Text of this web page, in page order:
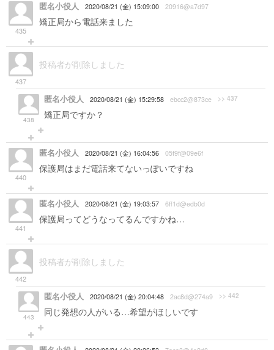
435
匿名小役人 2020/08/21 (金) 15:09:00 20916@a7d97
矯正局から電話来ました
437
投稿者が削除しました
438
匿名小役人 2020/08/21 (金) 15:29:58 ebcc2@873ce >> 437
矯正局ですか？
440
匿名小役人 2020/08/21 (金) 16:04:56 05f9f@09e6f
保護局はまだ電話来てないっぽいですね
441
匿名小役人 2020/08/21 (金) 19:03:57 6ff1d@edb0d
保護局ってどうなってるんですかね…
442
投稿者が削除しました
443
匿名小役人 2020/08/21 (金) 20:04:48 2ac8d@274a9 >> 442
同じ発想の人がいる…希望がほしいです